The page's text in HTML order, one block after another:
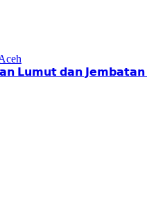
𝗟𝘂𝗺𝘂𝘁 𝗱𝗮𝗻